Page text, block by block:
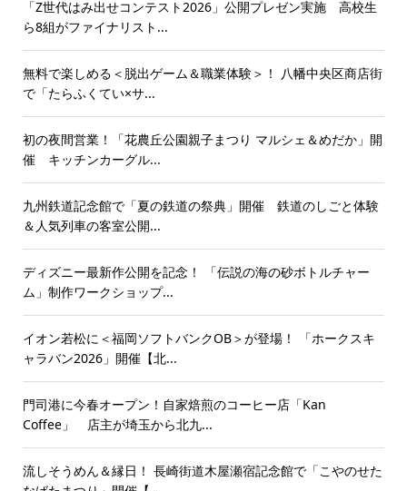
「Z世代はみ出せコンテスト2026」公開プレゼン実施 高校生
ら8組がファイナリスト...
無料で楽しめる＜脱出ゲーム＆職業体験＞！ 八幡中央区商店街
で「たらふくてい×サ...
初の夜間営業！「花農丘公園親子まつり マルシェ＆めだか」開
催 キッチンカーグル...
九州鉄道記念館で「夏の鉄道の祭典」開催 鉄道のしごと体験
＆人気列車の客室公開...
ディズニー最新作公開を記念！ 「伝説の海の砂ボトルチャー
ム」制作ワークショップ...
イオン若松に＜福岡ソフトバンクOB＞が登場！ 「ホークスキ
ャラバン2026」開催【北...
門司港に今春オープン！自家焙煎のコーヒー店「Kan
Coffee」 店主が埼玉から北九...
流しそうめん＆縁日！ 長崎街道木屋瀬宿記念館で「こやのせた